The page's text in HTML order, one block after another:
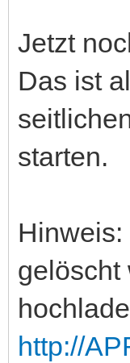
Jetzt
Das ist
starten.
gelöscht
http://